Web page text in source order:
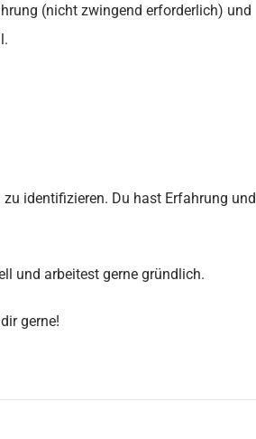
(nicht zwingend erforderlich) und
identifizieren. Du hast Erfahrung und
und arbeitest gerne gründlich.
gerne!